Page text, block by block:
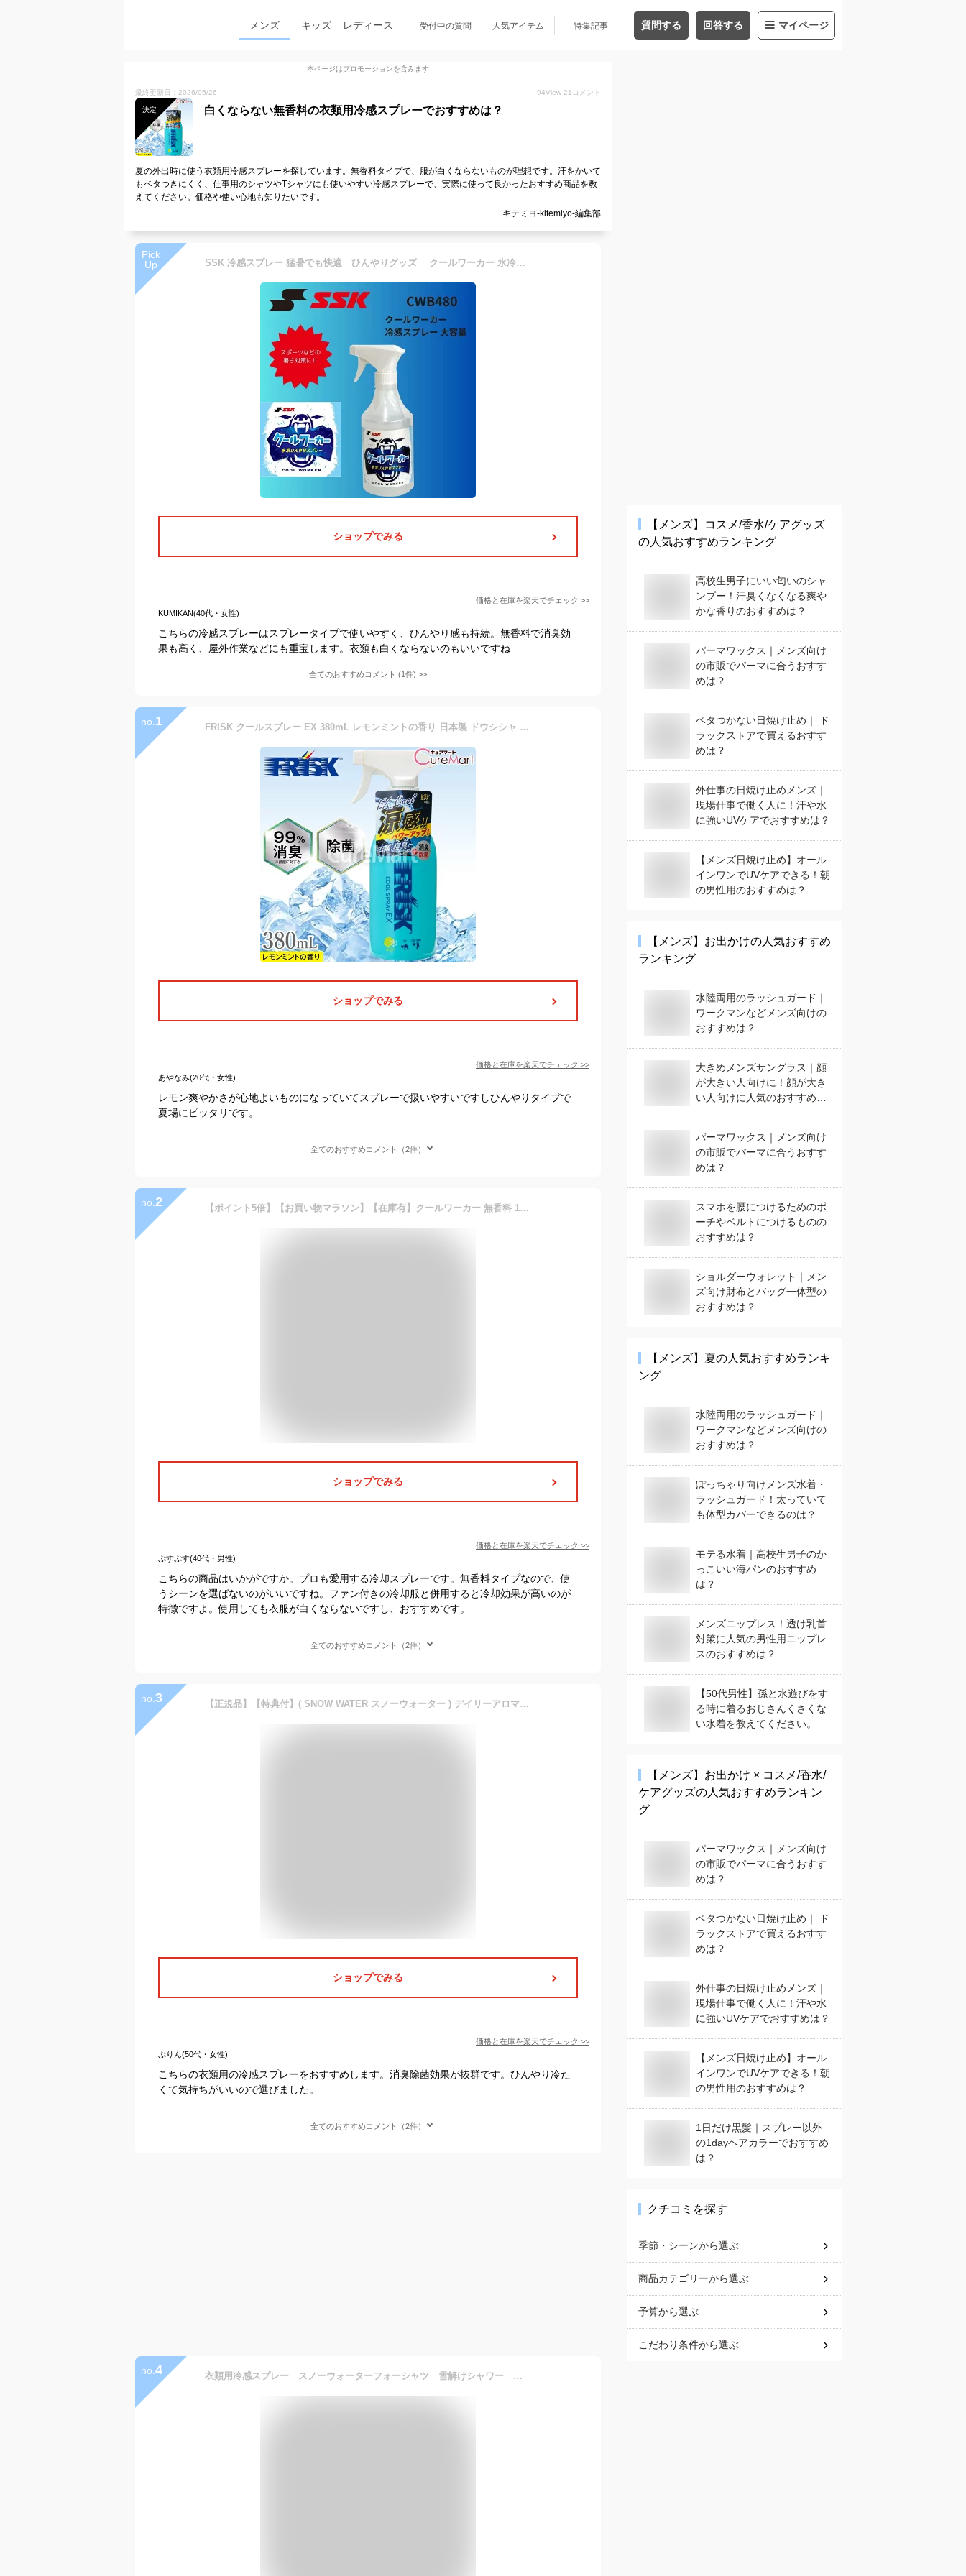
メンズ キッズ レディース 受付中の質問 人気アイテム 特集記事 質問する 回答する マイページ
本ページはプロモーションを含みます
最終更新日：2026/05/26 94View 21 コメント
決定 白くならない無香料の衣類用冷感スプレーでおすすめは？
夏の外出時に使う衣類用冷感スプレーを探しています。無香料タイプで、服が白くならないものが理想です。汗をかいて
もベタつきにくく、仕事用のシャツやTシャツにも使いやすい冷感スプレーで、実際に使って良かったおすすめ商品を教
えてください。価格や使い心地も知りたいです。
キテミヨ-kitemiyo-編集部
Pick
Up
SSK 冷感スプレー 猛暑でも快適 ひんやりグッズ クールワーカー 氷冷ひんやりスプレー 480ml CWB480 野球 冷感 暑さ対策 無香料 消臭 冷感却スプレー ケアグッズ 熱中症対策 ひんやりスプレー 衣類用 工事現場 屋外 涼感 シャツ 服 布団 暑さ対策 猛暑対策グッズ
ショップでみる
価格と在庫を楽天でチェック >>
KUMIKAN(40代・女性)
こちらの冷感スプレーはスプレータイプで使いやすく、ひんやり感も持続。無香料で消臭効
果も高く、屋外作業などにも重宝します。衣類も白くならないのもいいですね
全てのおすすめコメント (1件) >
no. 1 FRISK クールスプレー EX 380mL レモンミントの香り 日本製 ドウシシャ 涼感UP BIGサイズ 衣類 寝具 ひんやり 冷感スプレー 消臭除菌 汗臭 ニオイ 消臭スプレー フリスク
ショップでみる
価格と在庫を楽天でチェック >>
あやなみ(20代・女性)
レモン爽やかさが心地よいものになっていてスプレーで扱いやすいですしひんやりタイプで
夏場にピッタリです。
全てのおすすめコメント（2件）
no. 2 【ポイント5倍】【お買い物マラソン】【在庫有】クールワーカー 無香料 1本 冷感 ひんやり スプレー 冷却 持続 大容量 猛暑対策 950ml TCW-950ML3 東神電気 冷んやりスプレー ひんやり クールシャワー クール シャツ ミスト 暑さ対策 冷却スプレー
ショップでみる
価格と在庫を楽天でチェック >>
ぷすぷす(40代・男性)
こちらの商品はいかがですか。プロも愛用する冷却スプレーです。無香料タイプなので、使
うシーンを選ばないのがいいですね。ファン付きの冷却服と併用すると冷却効果が高いのが
特徴ですよ。使用しても衣服が白くならないですし、おすすめです。
全てのおすすめコメント（2件）
no. 3 【正規品】【特典付】( SNOW WATER スノーウォーター ) デイリーアロマジャパン 夏 暑い 天然 精油 アイスシトラス シャツ シーツ 汗 お出かけ 公園 散歩 さっぱり 冷たい 涼しい 冷感スプレー 夏バテ 通勤 汗 臭い ニオイ 消臭 除菌 熱中症対策 冷却 冷感 ストロング
ショップでみる
価格と在庫を楽天でチェック >>
ぷりん(50代・女性)
こちらの衣類用の冷感スプレーをおすすめします。消臭除菌効果が抜群です。ひんやり冷た
くて気持ちがいいので選びました。
全てのおすすめコメント（2件）
no. 4 衣類用冷感スプレー スノーウォーターフォーシャツ 雪解けシャワー ストロングアイスシトラス シトラスクール クール 爽快 ミスト 消臭・汗臭・加齢臭 熱中症対策 スポーツ 夏の運動 イベント アウトドア 350ml デイリーアロマジャパン 日本製 父の日
【メンズ】
コスメ/香水/ケアグッズ
の人気おすすめランキング
高校生男子にいい匂いのシャ
ンプー！汗臭くなくなる爽や
かな香りのおすすめは？
パーマワックス｜メンズ向け
の市販でパーマに合うおすす
めは？
ベタつかない日焼け止め｜ ド
ラックストアで買えるおすす
めは？
外仕事の日焼け止めメンズ｜
現場仕事で働く人に！汗や水
に強いUVケアでおすすめは？
【メンズ日焼け止め】オール
インワンでUVケアできる！朝
の男性用のおすすめは？
【メンズ】 お出かけの人気おすすめ
ランキング
水陸両用のラッシュガード｜
ワークマンなどメンズ向けの
おすすめは？
大きめメンズサングラス｜顔
が大きい人向けに！顔が大き
い人向けに人気のおすすめ
パーマワックス｜メンズ向け
の市販でパーマに合うおすす
めは？
スマホを腰につけるためのポ
ーチやベルトにつけるものの
おすすめは？
ショルダーウォレット｜メン
ズ向け財布とバッグ一体型の
おすすめは？
【メンズ】 夏の人気おすすめランキ
ング
水陸両用のラッシュガード｜
ワークマンなどメンズ向けの
おすすめは？
ぽっちゃり向けメンズ水着・
ラッシュガード！太っていて
も体型カバーできるのは？
モテる水着｜高校生男子のか
っこいい海パンのおすすめ
は？
メンズニップレス！透け乳首
対策に人気の男性用ニップレ
スのおすすめは？
【50代男性】孫と水遊びをす
る時に着るおじさんくさくな
い水着を教えてください。
【メンズ】 お出かけ × コスメ/香水/
ケアグッズの人気おすすめランキン
グ
パーマワックス｜メンズ向け
の市販でパーマに合うおすす
めは？
ベタつかない日焼け止め｜ ド
ラックストアで買えるおすす
めは？
外仕事の日焼け止めメンズ｜
現場仕事で働く人に！汗や水
に強いUVケアでおすすめは？
【メンズ日焼け止め】オール
インワンでUVケアできる！朝
の男性用のおすすめは？
1日だけ黒髪｜スプレー以外
の1dayヘアカラーでおすすめ
は？
クチコミを探す
季節・シーンから選ぶ
商品カテゴリーから選ぶ
予算から選ぶ
こだわり条件から選ぶ